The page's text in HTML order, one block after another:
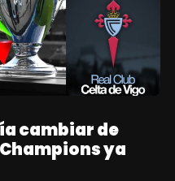
cambiar de
ya